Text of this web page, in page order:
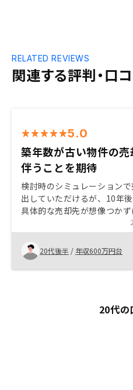
関連する評判・口
RELATED REVIEWS
5.0
築年数が古い物件の
伴うことを期待
検討時のシミュレーション
出していただけるが、10年
具体的な売却先が想像つか
るとローンも組みづらいた
一の不安になった。 結果と
内の物件を購入することにし
20年程度の売却の実績(中国
ついてくれば、築12,13年程
20代後半 / 年収600万円台
20代の